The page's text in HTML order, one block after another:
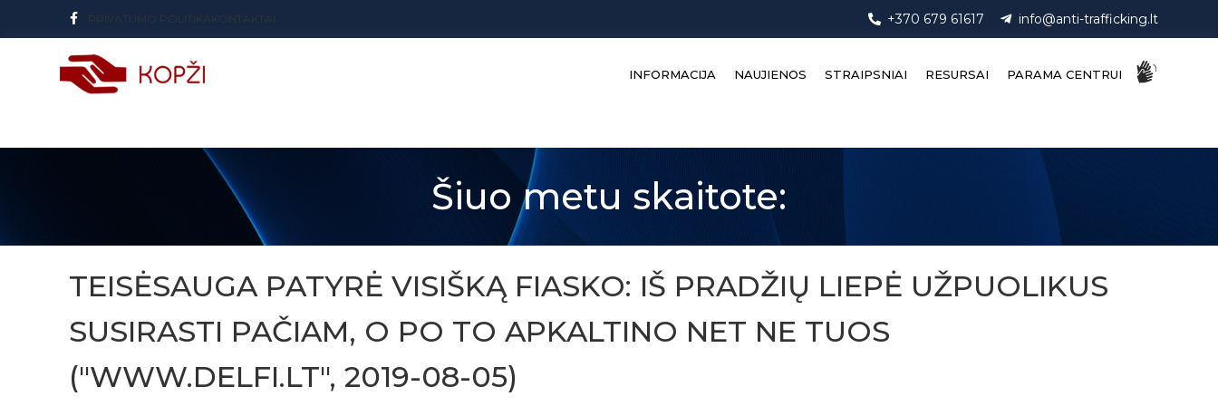
PRIVATUMO POLITIKA KONTAKTAI +370 679 61617 info@anti-trafficking.lt
INFORMACIJA NAUJIENOS STRAIPSNIAI RESURSAI PARAMA CENTRUI
Šiuo metu skaitote:
TEISĖSAUGA PATYRĖ VISIŠKĄ FIASKO: IŠ PRADŽIŲ LIEPĖ UŽPUOLIKUS
SUSIRASTI PAČIAM, O PO TO APKALTINO NET NE TUOS
("WWW.DELFI.LT", 2019-08-05)